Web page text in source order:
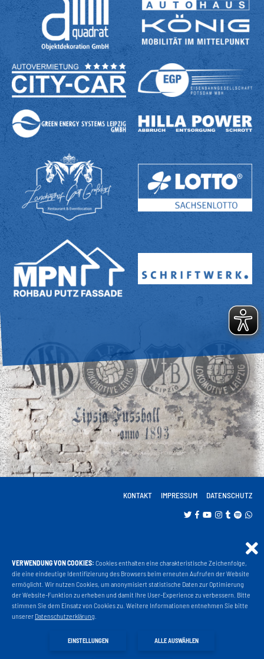
KONTAKT IMPRESSUM DATENSCHUTZ
Projekt Liga 3
Fanshop
VERWENDUNG VON COOKIES: Cookies enthalten eine charakteristische Zeichenfolge,
die eine eindeutige Identifizierung des Browsers beim erneuten Aufrufen der Website
ermöglicht. Wir nutzen Cookies, um anonymisiert statistische Daten zur Optimierung
der Website-Funktion zu erheben und damit Ihre User-Experience zu verbessern. Bitte
stimmen Sie dem Einsatz von Cookies zu. Weitere Informationen entnehmen Sie bitte
unserer Datenschutzerklärung
EINSTELLUNGEN ALLE AUSWÄHLEN